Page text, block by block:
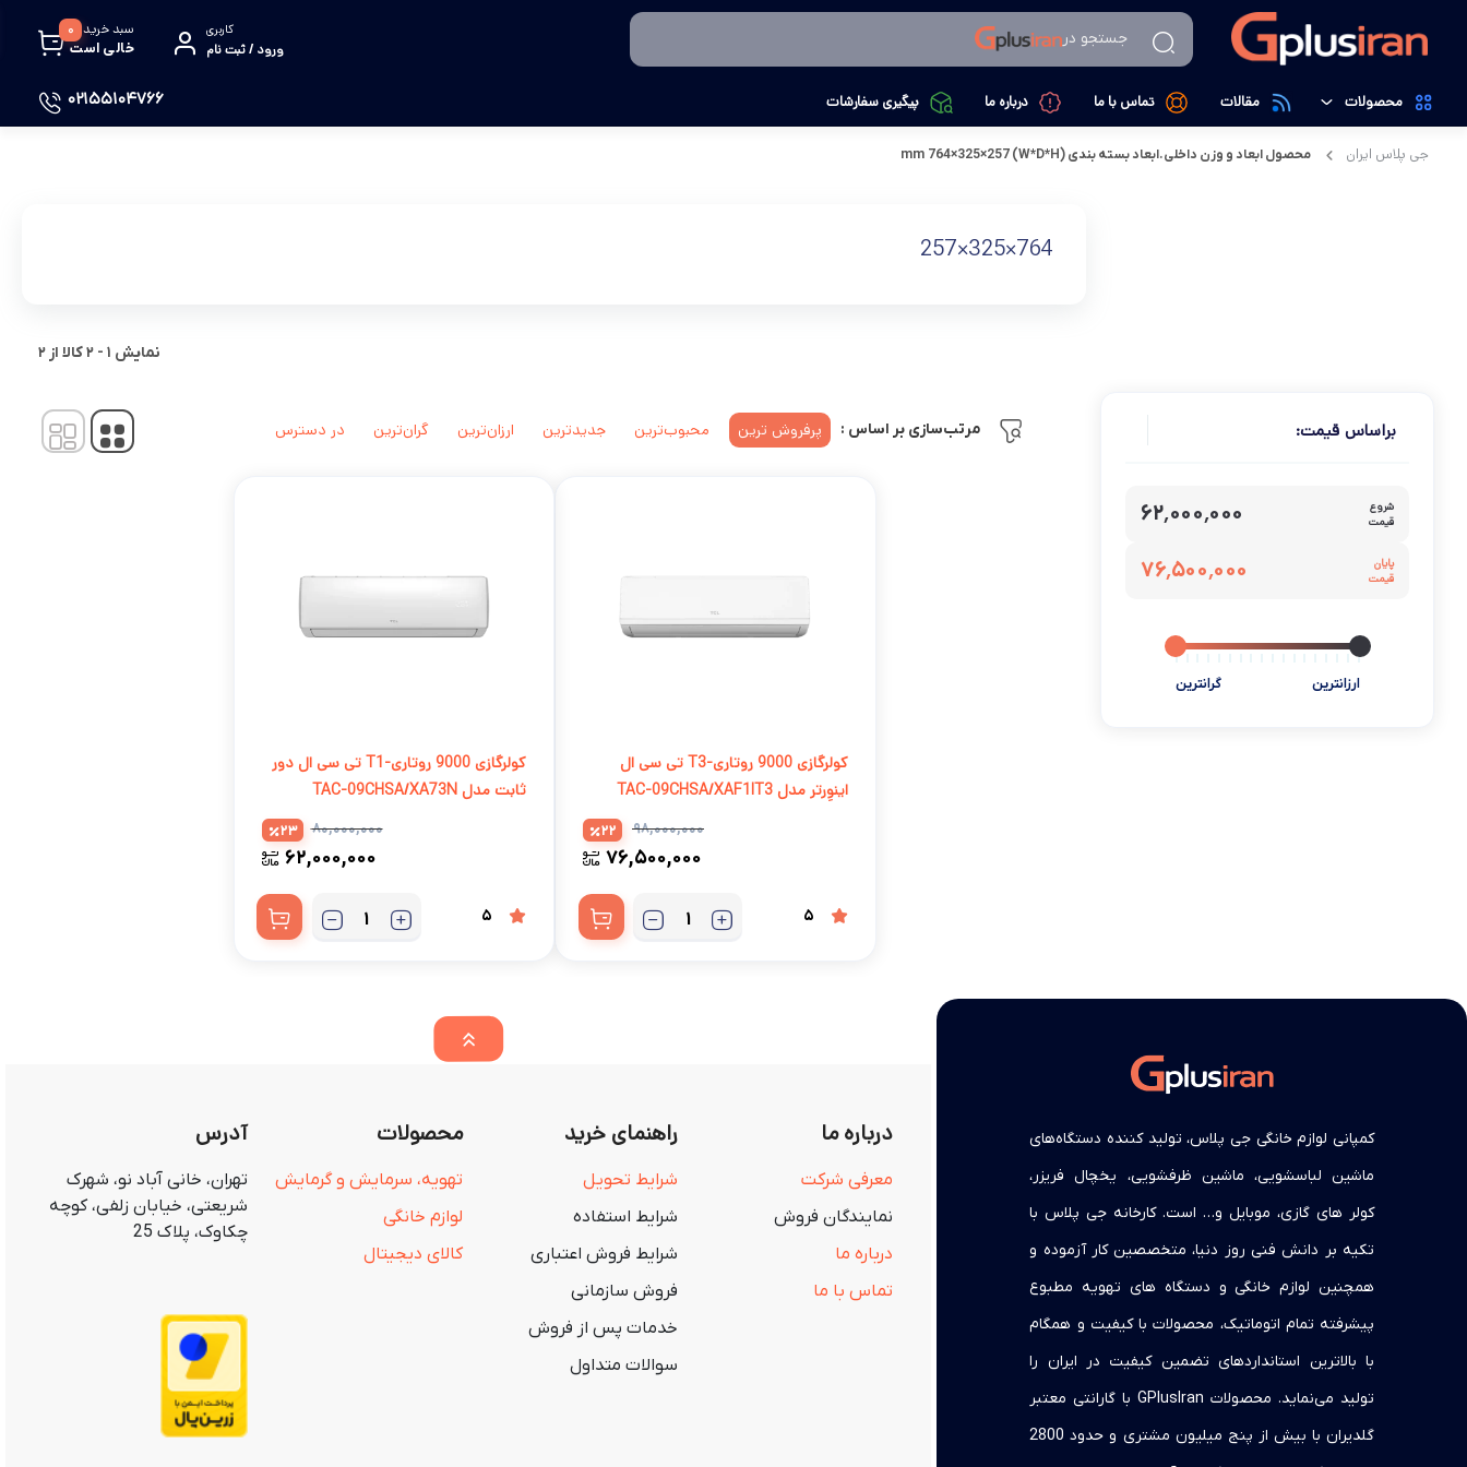
جستجو در کاربری
ورود / ثبت نام
سبد خرید
خالی است
0
محصولات
تهویه، سرمایش و گرمایش کولرگازی
مقالات تماس با ما درباره ما پیگیری سفارشات 02155104766
جی پلاس ایران محصول ابعاد و وزن داخلی.ابعاد بسته بندی (W*D*H) mm 764×325×257
764×325×257
براساس قیمت:
شروع
قیمت
۶۲٬۰۰۰٬۰۰۰
پایان
قیمت
۷۶٬۵۰۰٬۰۰۰
ارزانترین گرانترین
نمایش 1
-
2کالا از 2
مرتب‌سازی بر اساس : پرفروش ترین محبوب‌ترین جدیدترین ارزان‌ترین گران‌ترین در دسترس
کولرگازی 9000 روتاری-T3 تی سی ال
اینوِرتر مدل TAC-09CHSA/XAF1IT3
۹۸,۰۰۰,۰۰۰
۷۶,۵۰۰,۰۰۰
22
5
کولرگازی 9000 روتاری-T1 تی سی ال دور
ثابت مدل TAC-09CHSA/XA73N
۸۰,۰۰۰,۰۰۰
۶۲,۰۰۰,۰۰۰
23
5
کمپانی لوازم خانگی جی پلاس، تولید کننده دستگاه‌های
ماشین لباسشویی، ماشین ظرفشویی، یخچال فریزر،
کولر های گازی، موبایل و… است. کارخانه جی پلاس با
تکیه بر دانش فنی روز دنیا، متخصصین کار آزموده و
همچنین لوازم خانگی و دستگاه های تهویه مطبوع
پیشرفته تمام اتوماتیک، محصولات با کیفیت و همگام
با بالاترین استانداردهای تضمین کیفیت در ایران را
تولید می‌نماید. محصولات GPlusIran با گارانتی معتبر
گلدیران با بیش از پنج میلیون مشتری و حدود 2800
درباره ما
معرفی شرکت
نمایندگان فروش
درباره ما
تماس با ما
راهنمای خرید
شرایط تحویل
شرایط استفاده
شرایط فروش اعتباری
فروش سازمانی
خدمات پس از فروش
سوالات متداول
محصولات
تهویه، سرمایش و گرمایش
لوازم خانگی
کالای دیجیتال
آدرس
تهران، خانی آباد نو، شهرک
شریعتی، خیابان زلفی، کوچه
چکاوک، پلاک 25